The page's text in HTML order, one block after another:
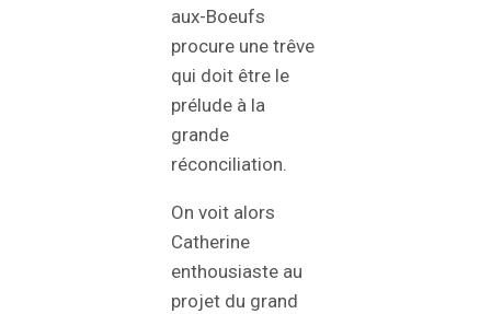
aux-Boeufs
procure une trêve
qui doit être le
prélude à la
grande
réconciliation.
On voit alors
Catherine
enthousiaste au
projet du grand